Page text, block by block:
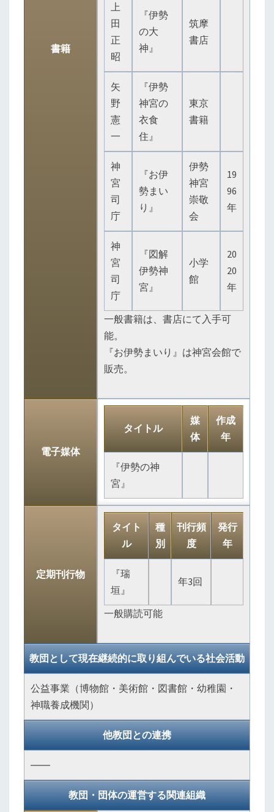
書籍
上
田
正
昭
『伊勢
の大
神』
筑摩
書店
矢
野
憲
一
『伊勢
神宮の
衣食
住』
東京
書籍
神
宮
司
庁
『お伊
勢まい
り』
伊勢
神宮
崇敬
会
19
96
年
神
宮
司
庁
『図解
伊勢神
宮』
小学
館
20
20
年
一般書籍は、書店にて入手可
能。
『お伊勢まいり』は神宮会館で
販売。
電子媒体
タイトル
媒
体
作成
年
『伊勢の神
宮』
定期刊行物
タイト
ル
種
別
刊行頻
度
発行
年
『瑞
垣』
年3回
一般購読可能
教団として現在継続的に取り組んでいる社会活動
公益事業（博物館・美術館・図書館・幼稚園・
神職養成機関）
他教団との連携
――
教団・団体の運営する関連組織